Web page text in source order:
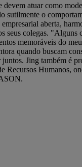
devem atuar como
sutilmente o
aberta,
seus colegas. "Alguns
memoráveis do
quando buscam
Jing também é
Recursos Humanos,